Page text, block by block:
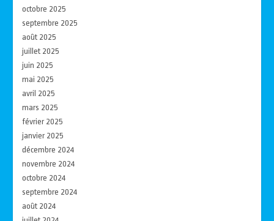
octobre 2025
septembre 2025
août 2025
juillet 2025
juin 2025
mai 2025
avril 2025
mars 2025
février 2025
janvier 2025
décembre 2024
novembre 2024
octobre 2024
septembre 2024
août 2024